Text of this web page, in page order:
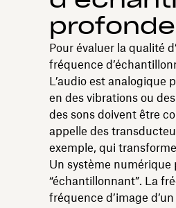
Pour évaluer la qualité
fréquence
L’audio est analogique
en des vibrations ou
des sons doivent être
appelle des
exemple, qui
Un système numérique
“échantillonnant”. La
fréquence d’image